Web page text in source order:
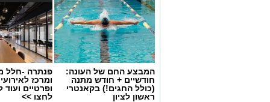
המבצע החם של העונה:
חודשיים + חודש מתנה
(כולל החגים!) בקאנטרי
ראשון לציון
פנתרה -חלל
ומרכז
ופרטיים ועוד
לחצו >>